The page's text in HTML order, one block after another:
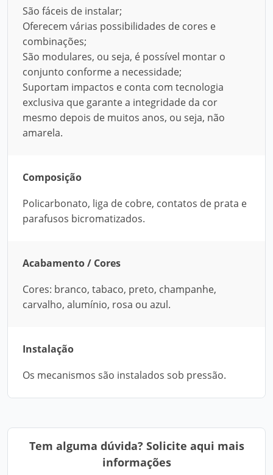
São fáceis de instalar;
Oferecem várias possibilidades de cores e
combinações;
São modulares, ou seja, é possível montar o
conjunto conforme a necessidade;
Suportam impactos e conta com tecnologia
exclusiva que garante a integridade da cor
mesmo depois de muitos anos, ou seja, não
amarela.
Composição
Policarbonato, liga de cobre, contatos de prata e
parafusos bicromatizados.
Acabamento / Cores
Cores: branco, tabaco, preto, champanhe,
carvalho, alumínio, rosa ou azul.
Instalação
Os mecanismos são instalados sob pressão.
Tem alguma dúvida? Solicite aqui mais
informações